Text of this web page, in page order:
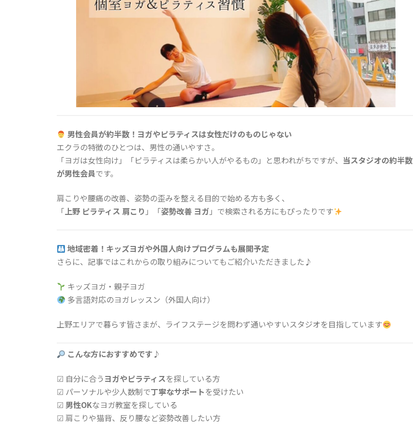
男性会員が約半数！ヨガやピラティスは女性だけのものじゃない
エクラの特徴のひとつは、男性の通いやすさ。
「ヨガは女性向け」「ピラティスは柔らかい人がやるもの」と思われがちですが、 当スタジオの約半数
が男性会員です。
肩こりや腰痛の改善、姿勢の歪みを整える目的で始める方も多く、
「上野 ピラティス 肩こり 」「姿勢改善 ヨガ 」で検索される方にもぴったりです
地域密着！キッズヨガや外国人向けプログラムも展開予定
さらに、記事ではこれからの取り組みについてもご紹介いただきました♪
キッズヨガ・親子ヨガ
多言語対応のヨガレッスン（外国人向け）
上野エリアで暮らす皆さまが、ライフステージを問わず通いやすいスタジオを目指しています
こんな方におすすめです♪
☑ 自分に合う ヨガやピラティスを探している方
☑ パーソナルや少人数制で丁寧なサポートを受けたい
☑ 男性OKなヨガ教室を探している
☑ 肩こりや猫背、反り腰など姿勢改善したい方